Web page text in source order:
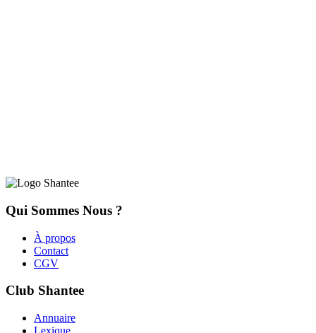
Qui Sommes Nous ?
À propos
Contact
CGV
Club Shantee
Annuaire